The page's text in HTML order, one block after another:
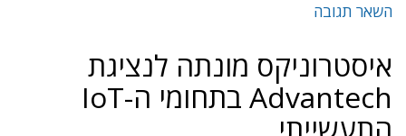
השאר תגובה
איסטרוניקס מונתה לנציגת
Advantech בתחומי ה-IoT